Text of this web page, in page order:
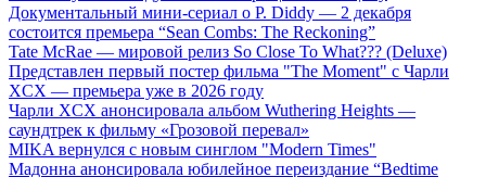
Документальный мини-сериал о P. Diddy — 2 декабря
состоится премьера “Sean Combs: The Reckoning”
Tate McRae — мировой релиз So Close To What??? (Deluxe)
Представлен первый постер фильма "The Moment" с Чарли
XCX — премьера уже в 2026 году
Чарли XCX анонсировала альбом Wuthering Heights —
саундтрек к фильму «Грозовой перевал»
MIKA вернулся с новым синглом "Modern Times"
Мадонна анонсировала юбилейное переиздание “Bedtime